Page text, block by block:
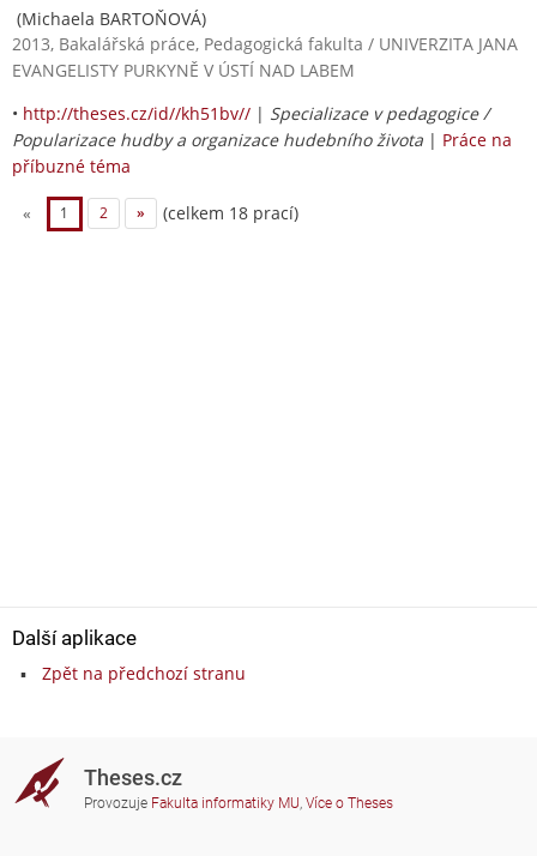
(Michaela BARTOŇOVÁ)
2013, Bakalářská práce, Pedagogická fakulta / UNIVERZITA JANA
EVANGELISTY PURKYNĚ V ÚSTÍ NAD LABEM
• http://theses.cz/id//kh51bv// | Specializace v pedagogice /
Popularizace hudby a organizace hudebního života | Práce na
příbuzné téma
« 1 2 » (celkem 18 prací)
Další aplikace
Zpět na předchozí stranu
Theses.cz
Provozuje Fakulta informatiky MU, Více o Theses